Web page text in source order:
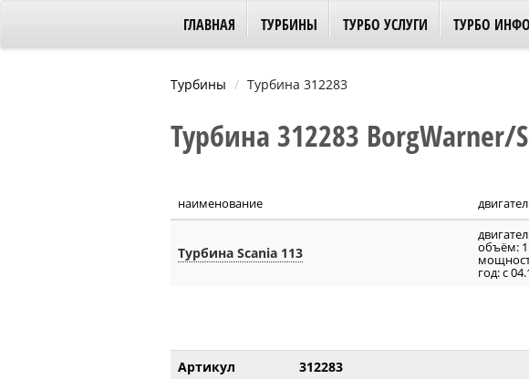
ГЛАВНАЯ ТУРБИНЫ ТУРБО УСЛУГИ ТУРБО ИНФО
Турбины Турбина 312283
Турбина 312283 BorgWarner/
наименование
Турбина Scania 113 объём:
год: с
Артикул
312283